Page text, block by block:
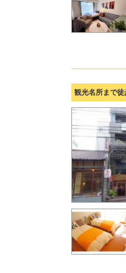
観光名所まで